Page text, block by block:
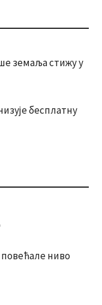
земаља стижу у
бесплатну
повећале ниво